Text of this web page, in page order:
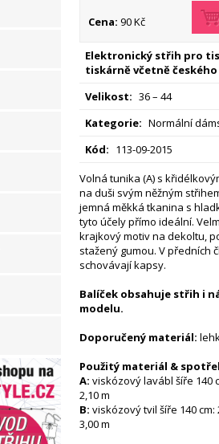
Cena: 90 Kč
Elektronický střih pro
tiskárně včetně českého
Velikost: 36 – 44
Kategorie: Normální
Kód: 113-09-2015
Volná tunika (A) s
na duši svým něžným
jemná měkká tkanina s
tyto účely přímo ideální.
krajkový motiv na dekoltu,
stažený gumou. V předních
schovávají kapsy.
Balíček obsahuje střih i
modelu.
Doporučený materiál:
Použitý materiál &
A: viskózový lavábl šíře 140
2,10 m
B: viskózový tvil šíře 140 cm:
3,00 m